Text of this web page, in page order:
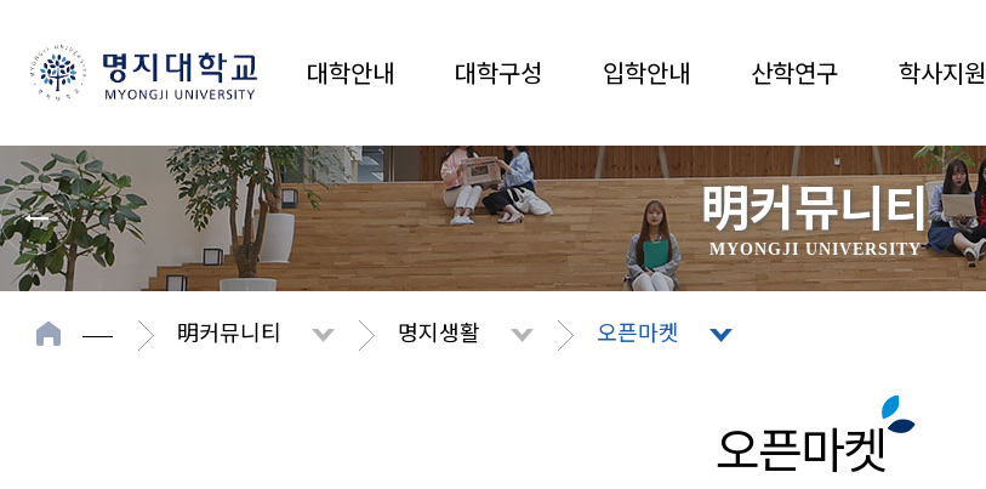
대학안내 대학구성 입학안내 산학연구 학사지원
明커뮤니티
MYONGJI UNIVERSITY
明커뮤니티 명지생활 오픈마켓
오픈마켓